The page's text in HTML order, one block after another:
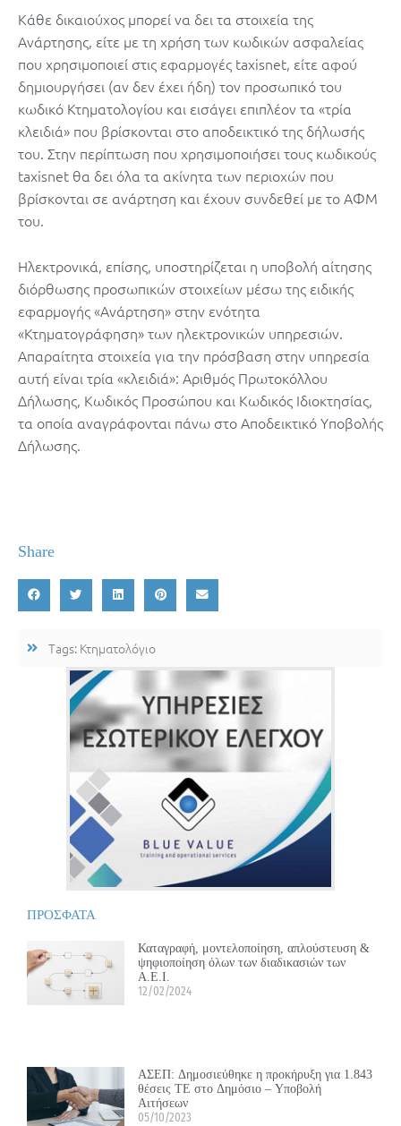
Κάθε δικαιούχος μπορεί να δει τα στοιχεία της
Ανάρτησης, είτε με τη χρήση των κωδικών ασφαλείας
που χρησιμοποιεί στις εφαρμογές taxisnet, είτε αφού
δημιουργήσει (αν δεν έχει ήδη) τον προσωπικό του
κωδικό Κτηματολογίου και εισάγει επιπλέον τα «τρία
κλειδιά» που βρίσκονται στο αποδεικτικό της δήλωσής
του. Στην περίπτωση που χρησιμοποιήσει τους κωδικούς
taxisnet θα δει όλα τα ακίνητα των περιοχών που
βρίσκονται σε ανάρτηση και έχουν συνδεθεί με το ΑΦΜ
του.
Ηλεκτρονικά, επίσης, υποστηρίζεται η υποβολή αίτησης
διόρθωσης προσωπικών στοιχείων μέσω της ειδικής
εφαρμογής «Ανάρτηση» στην ενότητα
«Κτηματογράφηση» των ηλεκτρονικών υπηρεσιών.
Απαραίτητα στοιχεία για την πρόσβαση στην υπηρεσία
αυτή είναι τρία «κλειδιά»: Αριθμός Πρωτοκόλλου
Δήλωσης, Κωδικός Προσώπου και Κωδικός Ιδιοκτησίας,
τα οποία αναγράφονται πάνω στο Αποδεικτικό Υποβολής
Δήλωσης.
Share
Tags: Κτηματολόγιο
ΠΡΟΣΦΑΤΑ
Καταγραφή, μοντελοποίηση, απλούστευση &
ψηφιοποίηση όλων των διαδικασιών των
Α.Ε.Ι.
12/02/2024
ΑΣΕΠ: Δημοσιεύθηκε η προκήρυξη για 1.843
θέσεις ΤΕ στο Δημόσιο – Υποβολή
Αιτήσεων
05/10/2023